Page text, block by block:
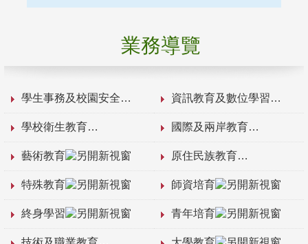
業務導覽
學生事務及校園安全 資訊教育及數位學習
學校衛生教育 國際及兩岸教育
藝術教育 原住民族教育
特殊教育 師資培育
終身學習 青年培育